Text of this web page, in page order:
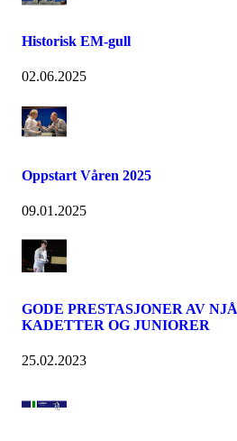
Historisk EM-gull
02.06.2025
Oppstart Våren 2025
09.01.2025
GODE PRESTASJONER AV
KADETTER OG JUNIORER
25.02.2023